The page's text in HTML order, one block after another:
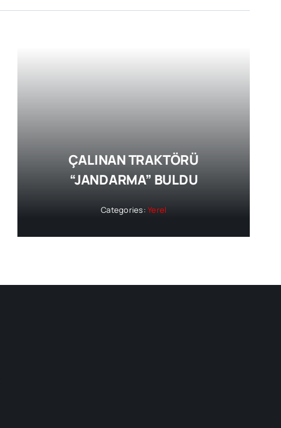
ÇALINAN TRAKTÖRÜ
“JANDARMA” BULDU
Categories:Yerel